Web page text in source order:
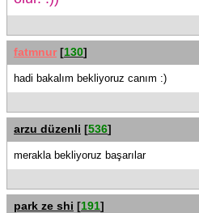
fatmnur [130]
hadi bakalım bekliyoruz canım :)
arzu düzenli [536]
merakla bekliyoruz başarılar
park ze shi [191]